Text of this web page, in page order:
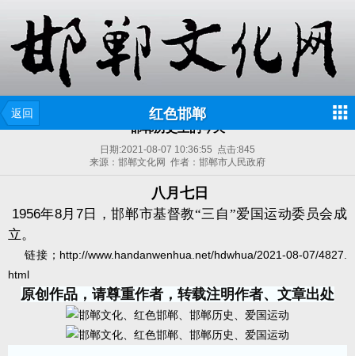
返回 红色邯郸
邯郸历史上的今天
日期:2021-08-07 10:36:55 点击:845
来源：邯郸文化网 作者：邯郸市人民政府
八月七日
1956年8月 7日，邯郸市基督教“三自”爱国运动委员会成
立。
链接； http://www.handanwenhua.net/hdwhua/2021-08-07/4827.
html
原创作品，请尊重作者，转载注明作者、文章出处